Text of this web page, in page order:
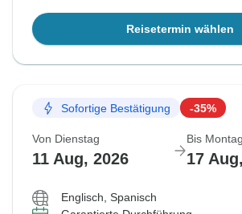
Reisetermin wählen
Sofortige Bestätigung -35%
Von Dienstag
11 Aug, 2026
Bis Montag
17
Englisch, Spanisch